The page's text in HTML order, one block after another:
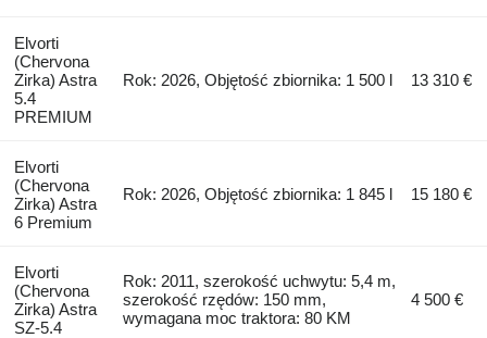
Elvorti
(Chervona
Zirka) Astra
5.4
PREMIUM
Rok: 2026, Objętość zbiornika: 1 500 l 13 310 €
Elvorti
(Chervona
Zirka) Astra
6 Premium
Rok: 2026, Objętość zbiornika: 1 845 l 15 180 €
Elvorti
(Chervona
Zirka) Astra
SZ-5.4
Rok: 2011, szerokość uchwytu: 5,4 m,
szerokość rzędów: 150 mm,
wymagana moc traktora: 80 KM
4 500 €